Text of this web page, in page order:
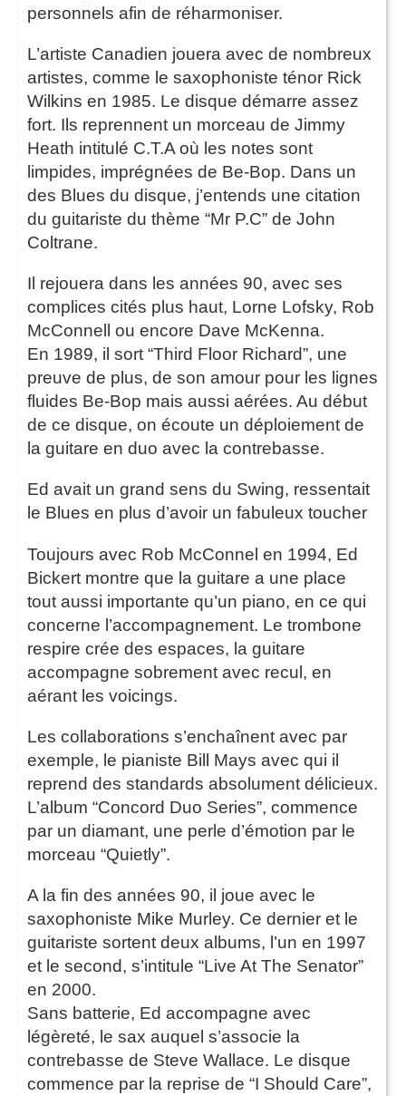
personnels afin de réharmoniser.
L’artiste Canadien jouera avec de nombreux
artistes, comme le saxophoniste ténor Rick
Wilkins en 1985. Le disque démarre assez
fort. Ils reprennent un morceau de Jimmy
Heath intitulé C.T.A où les notes sont
limpides, imprégnées de Be-Bop. Dans un
des Blues du disque, j’entends une citation
du guitariste du thème “Mr P.C” de John
Coltrane.
Il rejouera dans les années 90, avec ses
complices cités plus haut, Lorne Lofsky, Rob
McConnell ou encore Dave McKenna.
En 1989, il sort “Third Floor Richard”, une
preuve de plus, de son amour pour les lignes
fluides Be-Bop mais aussi aérées. Au début
de ce disque, on écoute un déploiement de
la guitare en duo avec la contrebasse.
Ed avait un grand sens du Swing, ressentait
le Blues en plus d’avoir un fabuleux toucher
Toujours avec Rob McConnel en 1994, Ed
Bickert montre que la guitare a une place
tout aussi importante qu’un piano, en ce qui
concerne l’accompagnement. Le trombone
respire crée des espaces, la guitare
accompagne sobrement avec recul, en
aérant les voicings.
Les collaborations s’enchaînent avec par
exemple, le pianiste Bill Mays avec qui il
reprend des standards absolument délicieux.
L’album “Concord Duo Series”, commence
par un diamant, une perle d’émotion par le
morceau “Quietly”.
A la fin des années 90, il joue avec le
saxophoniste Mike Murley. Ce dernier et le
guitariste sortent deux albums, l’un en 1997
et le second, s’intitule “Live At The Senator”
en 2000.
Sans batterie, Ed accompagne avec
légèreté, le sax auquel s’associe la
contrebasse de Steve Wallace. Le disque
commence par la reprise de “I Should Care”,